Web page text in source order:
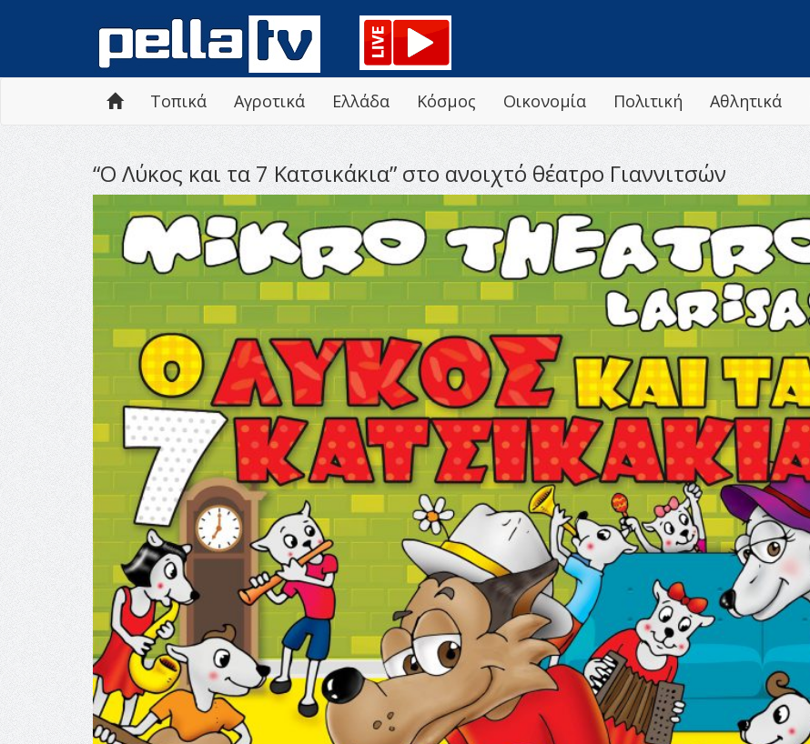
Τοπικά Αγροτικά Ελλάδα Κόσμος Οικονομία Πολιτική Αθλητικά
“Ο Λύκος και τα 7 Κατσικάκια” στο ανοιχτό θέατρο Γιαννιτσών